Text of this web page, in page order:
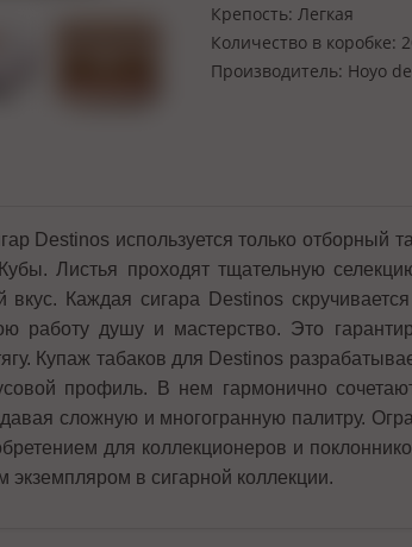
Крепость: Легкая
Количество в коробке:
Производитель: Hoyo
Destinos используется только
Листья проходят тщательную
вкус. Каждая сигара Destinos
работу душу и мастерство. Это
Купаж табаков для Destinos
профиль. В нем гармонично
сложную и многогранную палитру.
для коллекционеров и
экземпляром в сигарной коллекции.